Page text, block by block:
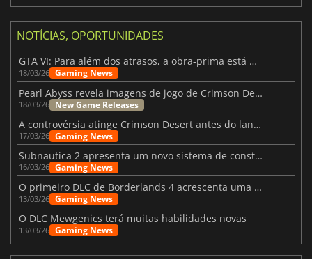
NOTÍCIAS, OPORTUNIDADES
GTA VI: Para além dos atrasos, a obra-prima está quase a chegar
18/03/26 Gaming News
Pearl Abyss revela imagens de jogo de Crimson Desert para a PS5
18/03/26 New Game Releases
A controvérsia atinge Crimson Desert antes do lançamento
17/03/26 Gaming News
Subnautica 2 apresenta um novo sistema de construção de bases
16/03/26 Gaming News
O primeiro DLC de Borderlands 4 acrescenta uma nova personagem e muito mais
13/03/26 Gaming News
O DLC Mewgenics terá muitas habilidades novas
13/03/26 Gaming News